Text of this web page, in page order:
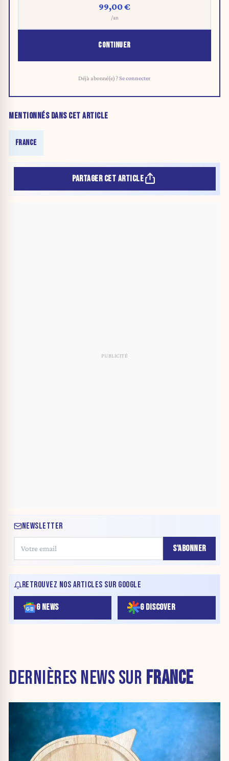
99,00 €
/an
CONTINUER
Déjà abonné(e) ?Se connecter
MENTIONNÉS DANS CET ARTICLE
FRANCE
PARTAGER CET ARTICLE
NEWSLETTER
S'ABONNER
RETROUVEZ NOS ARTICLES SUR GOOGLE
G NEWS G DISCOVER
DERNIÈRES NEWS SUR FRANCE